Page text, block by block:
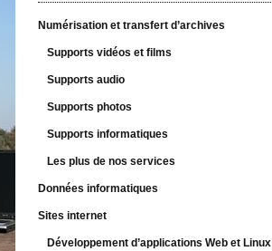
Numérisation et transfert d’archives
Supports vidéos et films
Supports audio
Supports photos
Supports informatiques
Les plus de nos services
Données informatiques
Sites internet
Développement d’applications Web et Linux